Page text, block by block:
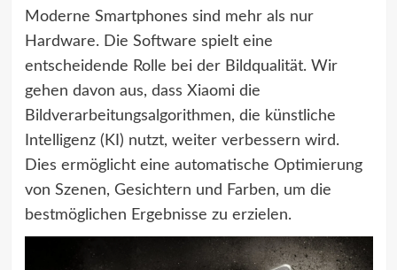
Moderne Smartphones sind mehr als nur
Hardware. Die Software spielt eine
entscheidende Rolle bei der Bildqualität. Wir
gehen davon aus, dass Xiaomi die
Bildverarbeitungsalgorithmen, die künstliche
Intelligenz (KI) nutzt, weiter verbessern wird.
Dies ermöglicht eine automatische Optimierung
von Szenen, Gesichtern und Farben, um die
bestmöglichen Ergebnisse zu erzielen.